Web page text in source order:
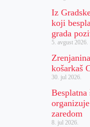
Iz
koji
grada
5. avgust 2026.
košarkaš
30. jul 2026.
zaredom
8. jul 2026.